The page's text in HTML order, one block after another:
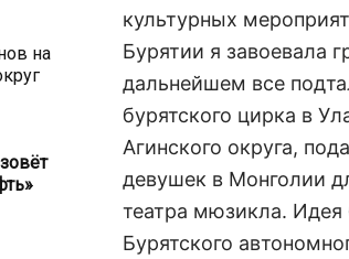
на
культурных
Бурятии я завоевала
дальнейшем все
бурятского цирка в
Агинского округа,
девушек в Монголии
театра мюзикла. Идея
Бурятского